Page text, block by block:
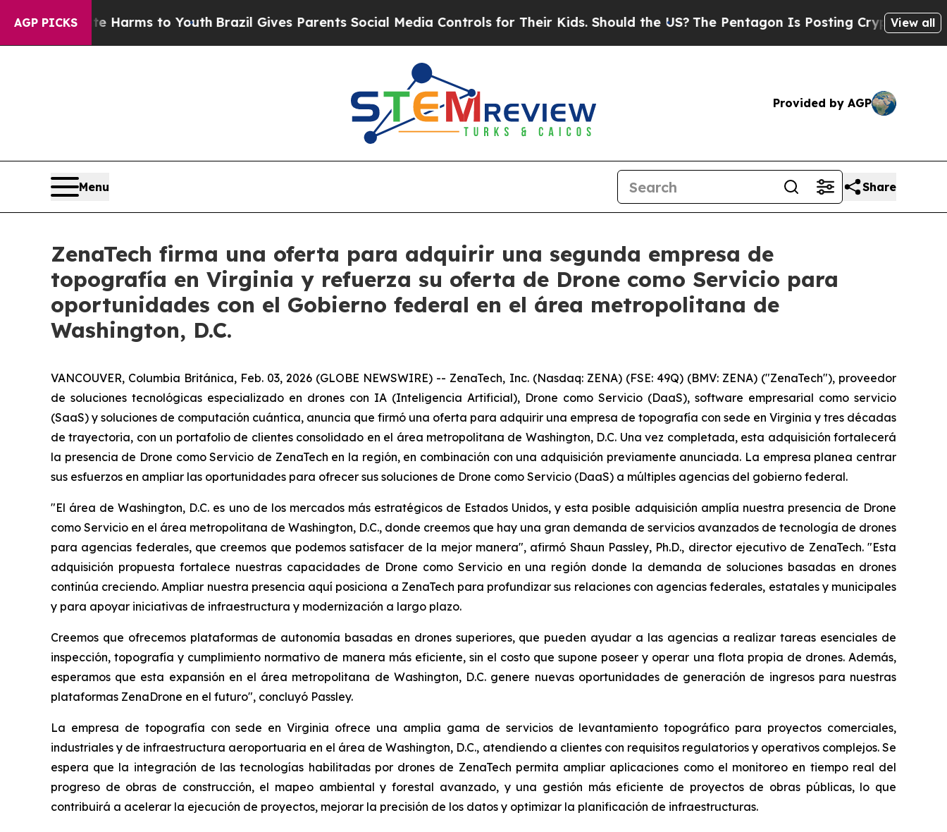
AGP PICKS
Harms to YouthBrazil Gives Parents Social Media Controls for Their Kids. Should the US?The Pentagon Is Posting Cryptic Biblical View all
Provided by AGP
Menu Share
ZenaTech firma una oferta para adquirir una segunda empresa de
topografía en Virginia y refuerza su oferta de Drone como Servicio para
oportunidades con el Gobierno federal en el área metropolitana de
Washington, D.C.
VANCOUVER, Columbia Británica, Feb. 03, 2026 (GLOBE NEWSWIRE) -- ZenaTech, Inc. (Nasdaq: ZENA) (FSE: 49Q) (BMV: ZENA) ("ZenaTech"), proveedor
de soluciones tecnológicas especializado en drones con IA (Inteligencia Artificial), Drone como Servicio (DaaS), software empresarial como servicio
(SaaS) y soluciones de computación cuántica, anuncia que firmó una oferta para adquirir una empresa de topografía con sede en Virginia y tres décadas
de trayectoria, con un portafolio de clientes consolidado en el área metropolitana de Washington, D.C. Una vez completada, esta adquisición fortalecerá
la presencia de Drone como Servicio de ZenaTech en la región, en combinación con una adquisición previamente anunciada. La empresa planea centrar
sus esfuerzos en ampliar las oportunidades para ofrecer sus soluciones de Drone como Servicio (DaaS) a múltiples agencias del gobierno federal.
"El área de Washington, D.C. es uno de los mercados más estratégicos de Estados Unidos, y esta posible adquisición amplía nuestra presencia de Drone
como Servicio en el área metropolitana de Washington, D.C., donde creemos que hay una gran demanda de servicios avanzados de tecnología de drones
para agencias federales, que creemos que podemos satisfacer de la mejor manera", afirmó Shaun Passley, Ph.D., director ejecutivo de ZenaTech. "Esta
adquisición propuesta fortalece nuestras capacidades de Drone como Servicio en una región donde la demanda de soluciones basadas en drones
continúa creciendo. Ampliar nuestra presencia aquí posiciona a ZenaTech para profundizar sus relaciones con agencias federales, estatales y municipales
y para apoyar iniciativas de infraestructura y modernización a largo plazo.
Creemos que ofrecemos plataformas de autonomía basadas en drones superiores, que pueden ayudar a las agencias a realizar tareas esenciales de
inspección, topografía y cumplimiento normativo de manera más eficiente, sin el costo que supone poseer y operar una flota propia de drones. Además,
esperamos que esta expansión en el área metropolitana de Washington, D.C. genere nuevas oportunidades de generación de ingresos para nuestras
plataformas ZenaDrone en el futuro", concluyó Passley.
La empresa de topografía con sede en Virginia ofrece una amplia gama de servicios de levantamiento topográfico para proyectos comerciales,
industriales y de infraestructura aeroportuaria en el área de Washington, D.C., atendiendo a clientes con requisitos regulatorios y operativos complejos. Se
espera que la integración de las tecnologías habilitadas por drones de ZenaTech permita ampliar aplicaciones como el monitoreo en tiempo real del
progreso de obras de construcción, el mapeo ambiental y forestal avanzado, y una gestión más eficiente de proyectos de obras públicas, lo que
contribuirá a acelerar la ejecución de proyectos, mejorar la precisión de los datos y optimizar la planificación de infraestructuras.